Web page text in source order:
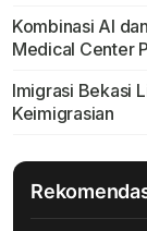
Kombinasi AI
Medical Center
Imigrasi Bekasi
Keimigrasian